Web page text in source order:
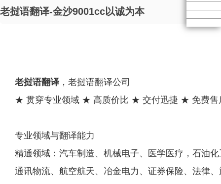
老挝语翻译-金沙9001cc以诚为本
老挝语翻译，老挝语翻译公司
★ 贯穿专业领域 ★ 高质价比 ★ 交付迅捷 ★ 免费售
专业领域与翻译能力
精通领域：汽车制造、机械电子、医学医疗，石油
通讯物流、航空航天、冶金电力、证券保险、法律